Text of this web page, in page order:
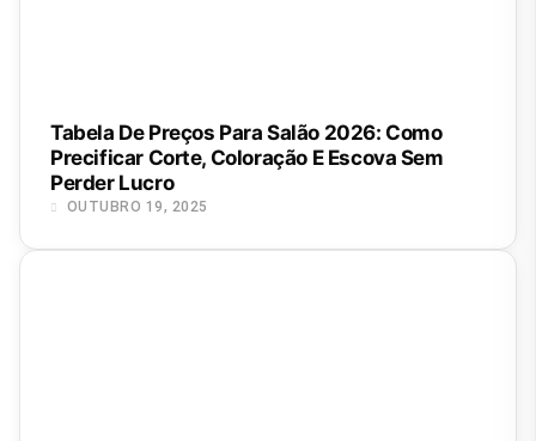
Tabela De Preços Para Salão 2026: Como
Precificar Corte, Coloração E Escova Sem
Perder Lucro
OUTUBRO 19, 2025